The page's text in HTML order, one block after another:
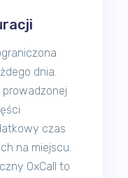
dnia.
czas
na miejscu.
OxCall to